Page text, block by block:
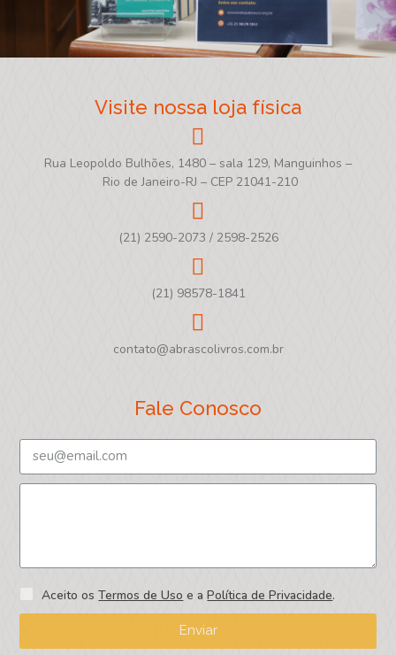
Visite nossa loja física
Rua Leopoldo Bulhões, 1480 – sala 129, Manguinhos –
Rio de Janeiro-RJ – CEP 21041-210
(21) 2590-2073 / 2598-2526
(21) 98578-1841
contato@abrascolivros.com.br
Fale Conosco
Aceito osTermos de Uso e aPolítica de Privacidade.
Enviar